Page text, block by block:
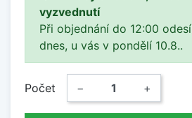
vyzvednutí
Při objednání do 12:00
dnes, u vás v pondělí 10.8..
Počet − +